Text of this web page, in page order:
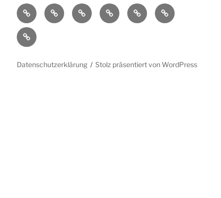
Aktivierungen
History Portable
Setup
QSL WWFF Impressum
Datenschutzerklärung
Datenschutzerklärung Stolz präsentiert von WordPress